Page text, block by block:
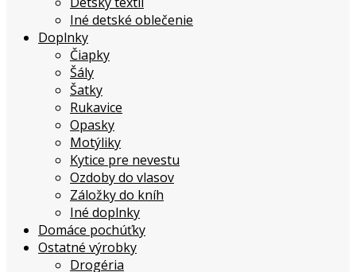
Iné detské oblečenie
Doplnky
Čiapky
Šály
Šatky
Rukavice
Opasky
Motýliky
Kytice pre nevestu
Ozdoby do vlasov
Záložky do kníh
Iné doplnky
Domáce pochúťky
Ostatné výrobky
Drogéria